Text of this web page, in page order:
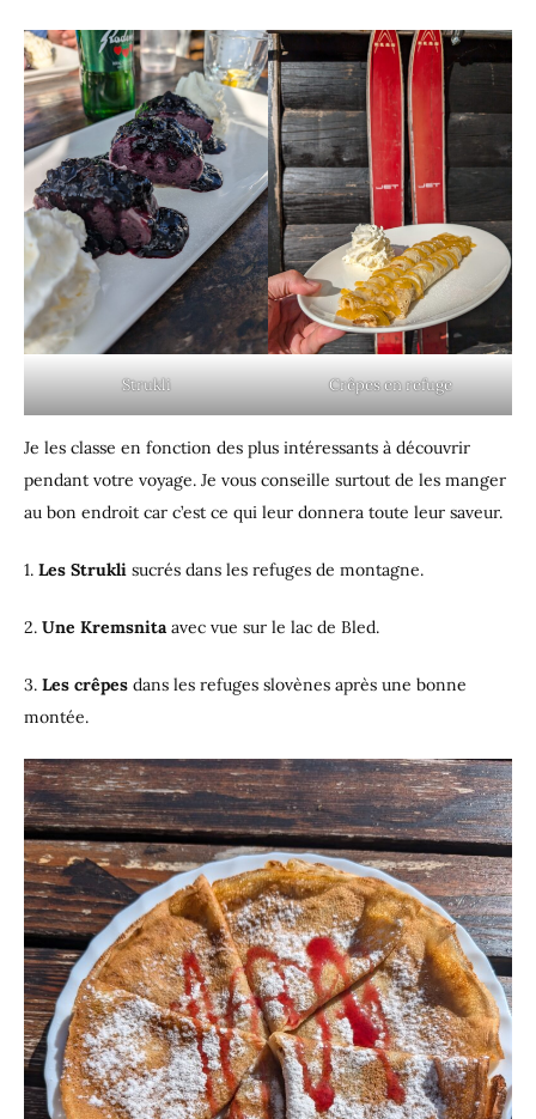
Strukli Crêpes en refuge
Je les classe en fonction des plus intéressants à découvrir
pendant votre voyage. Je vous conseille surtout de les manger
au bon endroit car c’est ce qui leur donnera toute leur saveur.
1. Les Strukli sucrés dans les refuges de montagne.
2. Une Kremsnitaavec vue sur le lac de Bled.
3. Les crêpes dans les refuges slovènes après une bonne
montée.